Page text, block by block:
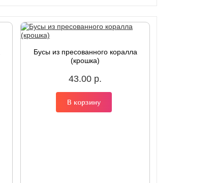
Бусы из пресованного коралла
(крошка)
43.00 р.
В корзину